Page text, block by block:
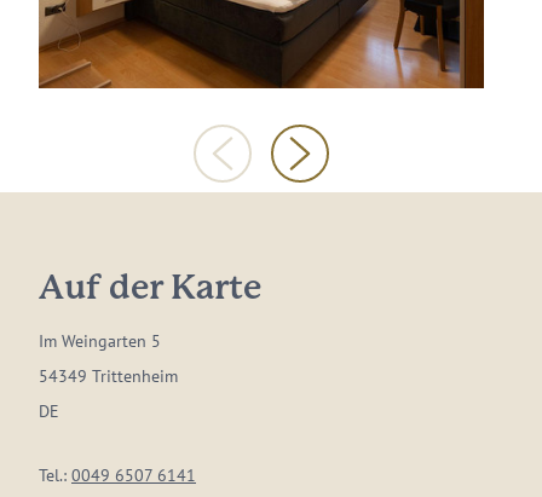
Auf der Karte
Im Weingarten 5
54349 Trittenheim
DE
Tel.: 0049 6507 6141